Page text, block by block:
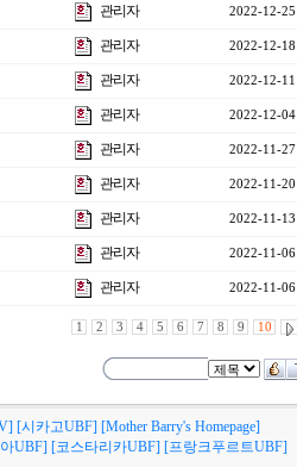
관리자 2022-12-25
관리자 2022-12-18
관리자 2022-12-11
관리자 2022-12-04
관리자 2022-11-27
관리자 2022-11-20
관리자 2022-11-13
관리자 2022-11-06
관리자 2022-11-06
1 2 3 4 5 6 7 8 9 10
[시카고UBF] [Mother Barry's Homepage]
UBF] [코스타리카UBF] [프랑크푸르트UBF]